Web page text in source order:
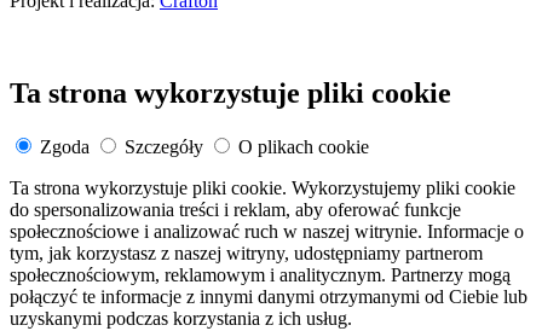
Ta strona wykorzystuje pliki cookie
Zgoda Szczegóły
O plikach cookie
Ta strona wykorzystuje pliki cookie. Wykorzystujemy pliki cookie
do spersonalizowania treści i reklam, aby oferować funkcje
społecznościowe i analizować ruch w naszej witrynie. Informacje o
tym, jak korzystasz z naszej witryny, udostępniamy partnerom
społecznościowym, reklamowym i analitycznym. Partnerzy mogą
połączyć te informacje z innymi danymi otrzymanymi od Ciebie lub
uzyskanymi podczas korzystania z ich usług.